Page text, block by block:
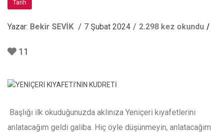
Tarih
Yazar: Bekir SEVİK 7 Şubat 2024 2.298 kez okundu
11
Başlığı ilk okuduğunuzda aklınıza Yeniçeri kıyafetlerini
anlatacağım geldi galiba. Hiç öyle düşünmeyin, anlatacağım